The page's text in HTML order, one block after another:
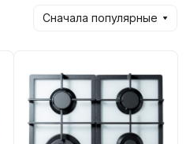
Сначала популярные